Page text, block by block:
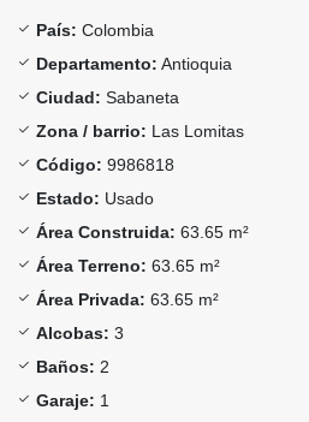
País: Colombia
Departamento: Antioquia
Ciudad: Sabaneta
Zona / barrio: Las Lomitas
Código: 9986818
Estado: Usado
Área Construida: 63.65 m²
Área Terreno: 63.65 m²
Área Privada: 63.65 m²
Alcobas: 3
Baños: 2
Garaje: 1